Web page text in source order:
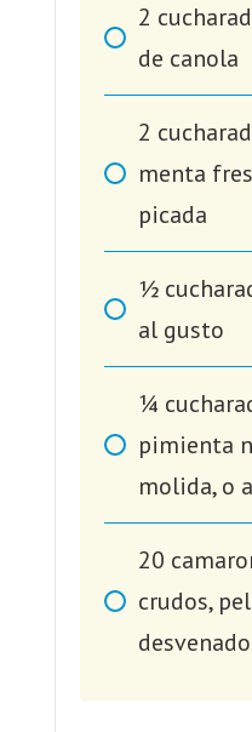
2
de canola
2
menta
picada
1⁄2
al gusto
1⁄4
pimienta
molida, o
20
crudos,